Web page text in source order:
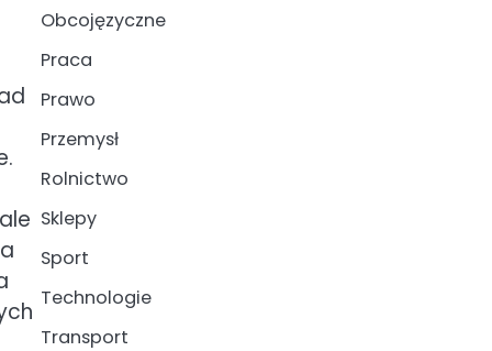
Obcojęzyczne
Praca
Prawo
Przemysł
Rolnictwo
Sklepy
Sport
Technologie
Transport